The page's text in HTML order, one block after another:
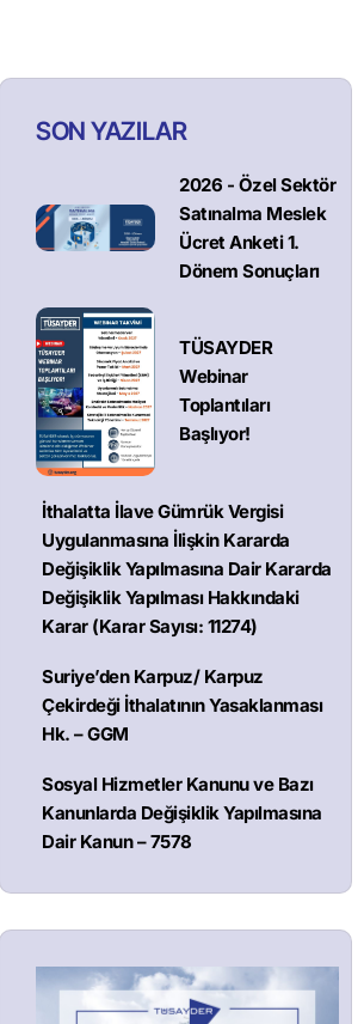
SON YAZILAR
2026 - Özel Sektör
Satınalma Meslek
Ücret Anketi 1.
Dönem Sonuçları
TÜSAYDER
Webinar
Toplantıları
Başlıyor!
İthalatta İlave Gümrük Vergisi
Uygulanmasına İlişkin Kararda
Değişiklik Yapılmasına Dair Kararda
Değişiklik Yapılması Hakkındaki
Karar (Karar Sayısı: 11274)
Suriye’den Karpuz/ Karpuz
Çekirdeği İthalatının Yasaklanması
Hk. – GGM
Sosyal Hizmetler Kanunu ve Bazı
Kanunlarda Değişiklik Yapılmasına
Dair Kanun – 7578